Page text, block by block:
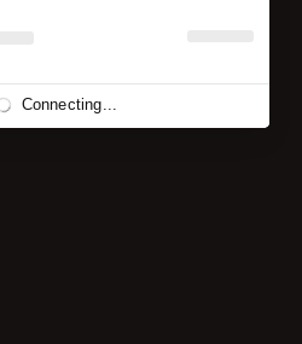
Connecting...